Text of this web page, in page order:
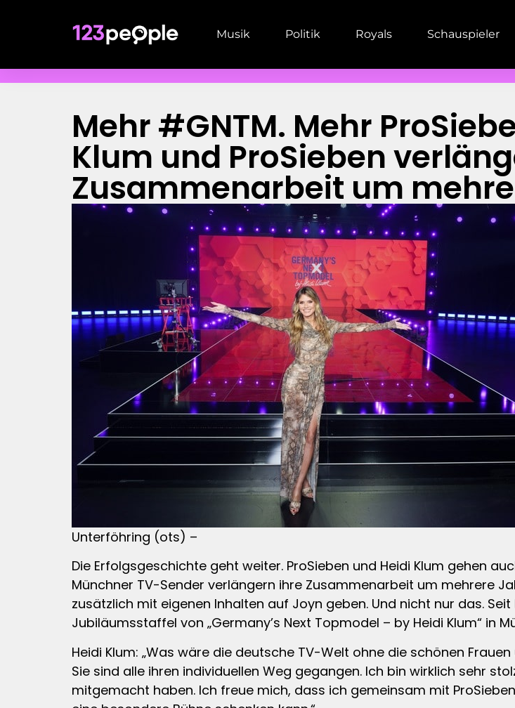
Musik Politik Royals Schauspieler
Mehr #GNTM. Mehr
Klum und ProSieben
Zusammenarbeit um
Unterföhring (ots) –
Die Erfolgsgeschichte geht weiter. ProSieben und Heidi Klum gehen
Münchner TV-Sender verlängern ihre Zusammenarbeit um mehrere
zusätzlich mit eigenen Inhalten auf Joyn geben. Und nicht nur das.
Jubiläumsstaffel von „Germany’s Next Topmodel – by Heidi Klum“ in
Heidi Klum: „Was wäre die deutsche TV-Welt ohne die schönen
Sie sind alle ihren individuellen Weg gegangen. Ich bin wirklich sehr
mitgemacht haben. Ich freue mich, dass ich gemeinsam mit